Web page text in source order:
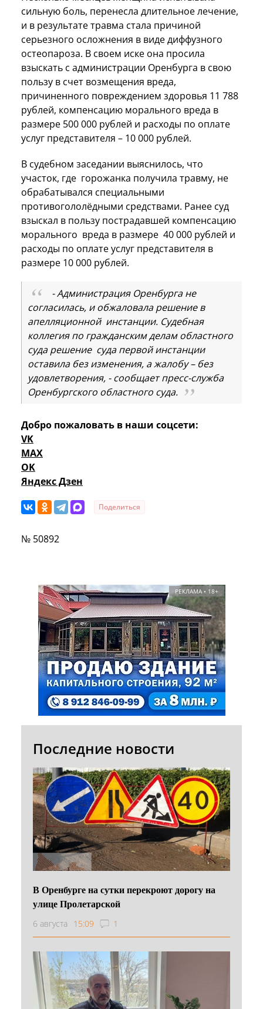
сильную боль, перенесла длительное лечение,
и в результате травма стала причиной
серьезного осложнения в виде диффузного
остеопароза. В своем иске она просила
взыскать с администрации Оренбурга в свою
пользу в счет возмещения вреда,
причиненного повреждением здоровья 11 788
рублей, компенсацию морального вреда в
размере 500 000 рублей и расходы по оплате
услуг представителя – 10 000 рублей.
В судебном заседании выяснилось, что
участок, где горожанка получила травму, не
обрабатывался специальными
противогололёдными средствами. Ранее суд
взыскал в пользу пострадавшей компенсацию
морального вреда в размере 40 000 рублей и
расходы по оплате услуг представителя в
размере 10 000 рублей.
- Администрация Оренбурга не
согласилась, и обжаловала решение в
апелляционной инстанции. Судебная
коллегия по гражданским делам областного
суда решение суда первой инстанции
оставила без изменения, а жалобу – без
удовлетворения, - сообщает пресс-служба
Оренбургского областного суда.
Добро пожаловать в наши соцсети:
VK
MAX
OK
Яндекс Дзен
Поделиться
№ 50892
РЕКЛАМА • 18+
Последние новости
В Оренбурге на сутки перекроют дорогу на
улице Пролетарской
6 августа 15:09 1